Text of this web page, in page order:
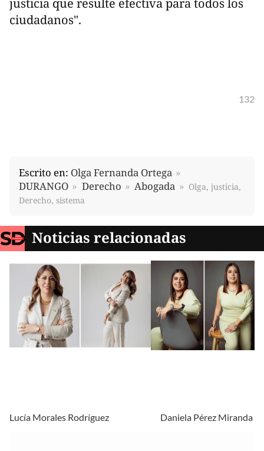
justicia que resulte efectiva para todos los
ciudadanos".
132
Escrito en: Olga Fernanda Ortega
DURANGO
Derecho Abogada
Olga, justicia,
Derecho, sistema
Noticias relacionadas
Lucía Morales Rodríguez Daniela Pérez Miranda